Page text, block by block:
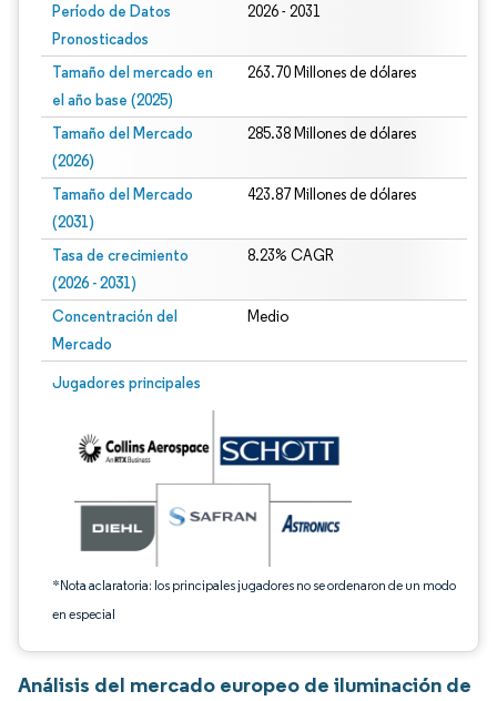
Período de Datos
Pronosticados
2026 - 2031
Tamaño del mercado en
el año base (2025)
263.70 Millones de dólares
Tamaño del Mercado
(2026)
285.38 Millones de dólares
Tamaño del Mercado
(2031)
423.87 Millones de dólares
Tasa de crecimiento
(2026 - 2031)
8.23% CAGR
Concentración del
Mercado
Medio
Jugadores principales
*Nota aclaratoria: los principales jugadores no se ordenaron de un modo
en especial
Imagen © Mordor Intelligence. El uso requiere atribución según CC BY 4.0.
Análisis del mercado europeo de iluminación de